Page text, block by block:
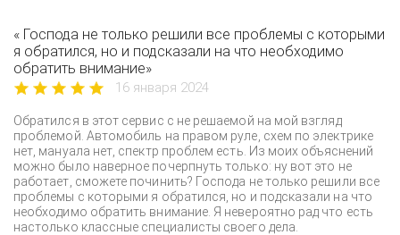
« Господа не только решили все проблемы с которыми
я обратился, но и подсказали на что необходимо
обратить внимание»
16 января 2024
Обратился в этот сервис с не решаемой на мой взгляд
проблемой. Автомобиль на правом руле, схем по электрике
нет, мануала нет, спектр проблем есть. Из моих объяснений
можно было наверное почерпнуть только: ну вот это не
работает, сможете починить? Господа не только решили все
проблемы с которыми я обратился, но и подсказали на что
необходимо обратить внимание. Я невероятно рад что есть
настолько классные специалисты своего дела.